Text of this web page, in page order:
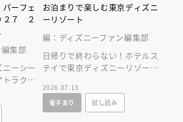
ーフェ
２７ ２
集部
ーシー
ラクシ
やすい
お泊まりで楽しむ東京ディズニ
ーリゾート
編：ディズニーファン編集部
日帰りで終わらない！ホテルス
テイで東京ディズニーリゾート
冊が新登場！
2026.07.13
電子あり
試し読み